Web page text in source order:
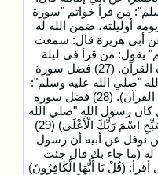
من قرأ خواتم "سورة
أوليلته، ضمن الله له
عن أبي هريرة قال: سمعت
يقول: من قرأ في ليلة
"سورة الزلزلة" كان له عدل نصف القرآن. (27) فضل سورة
"صلي الله عليه وسلم":
(والذي نفسي بيده إنها لتعدل ثلث القرآن). (28) فضل سورة
رسول الله "صلي الله
عليه وسلم": يحب هذه السورة (سَبِّحِ اسْمَ رَبِّكَ الْأَعْلَى) (29)
نوفل عن أبيه أن رسول
له (ما جاء بك قال جئت
(قُلْ يَا أَيُّهَا الْكَافِرُونَ)